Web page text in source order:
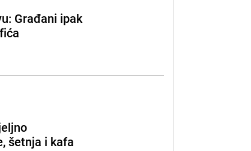
Građani ipak
šetnja i kafa